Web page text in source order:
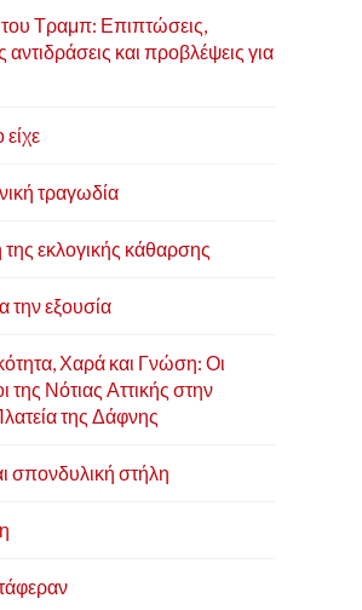
Τραμπ: Επιπτώσεις,
αντιδράσεις και προβλέψεις για
τραγωδία
της εκλογικής κάθαρσης
την εξουσία
Χαρά και Γνώση: Οι
Νότιας Αττικής στην
της Δάφνης
σπονδυλική στήλη